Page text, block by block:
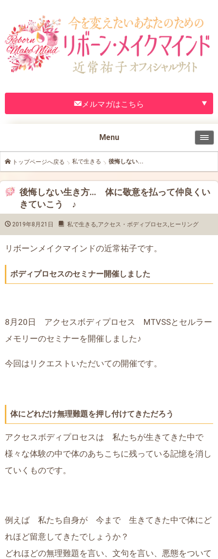
メルマガはこちら
Menu
トップページへ戻る 私で生きる 後悔しない...
後悔しない生き方… 体に敬意を払って仲良くい
きていこう ♪
2019年8月21日 私で生きる,アクセス・ボディプロセス, ヒーリング
リボーンメイクマインドの近常祐子です。
ボディプロセスのセミナー開催しました
8月20日 アクセスボディプロセス MTVSSとセルラー
メモリーのセミナーを開催しました♪
今回はリクエストいただいての開催です。
体にどれだけ無理難題を押し付けてきただろう
アクセスボディプロセスは 私たちが生きてきた中で
様々な体験の中で体のあちこちに残っている記憶を消し
ていくものです。
例えば 私たち自身が 今まで 生きてきた中で体にど
れほど留意してきたでしょうか？
どれほどの無理難題を言い、文句を言い、悪態をついて